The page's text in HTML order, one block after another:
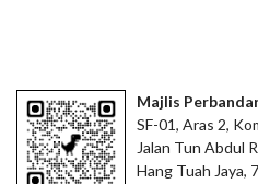
Majlis
SF-01, Aras 2,
Jalan Tun Abdul
Hang Tuah Jaya,